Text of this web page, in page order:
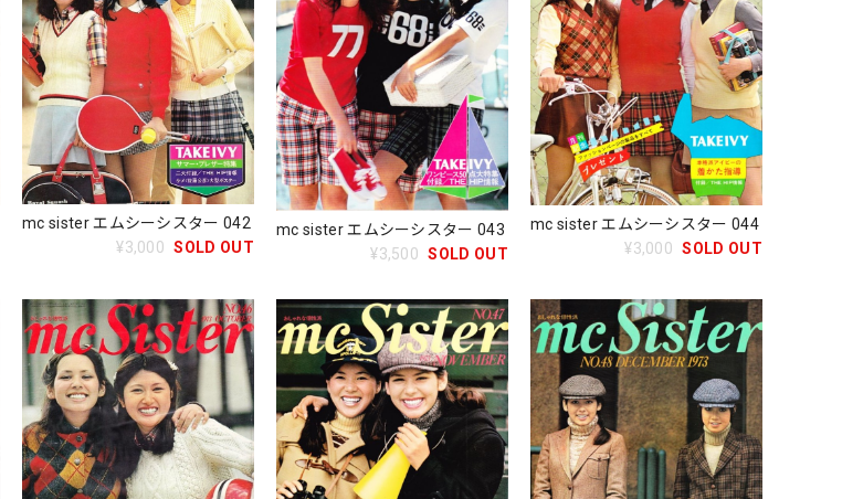
mc sister エムシーシスター 042
¥3,000 SOLD OUT
mc sister エムシーシスター 043
¥3,500 SOLD OUT
mc sister エムシーシスター 044
¥3,000 SOLD OUT